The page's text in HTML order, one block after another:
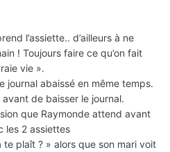
l’assiette.. d’ailleurs à ne
! Toujours faire ce qu’on fait
vie ».
abaissé en même temps.
de baisser le journal.
que Raymonde attend avant
les 2 assiettes
plaît ? » alors que son mari voit